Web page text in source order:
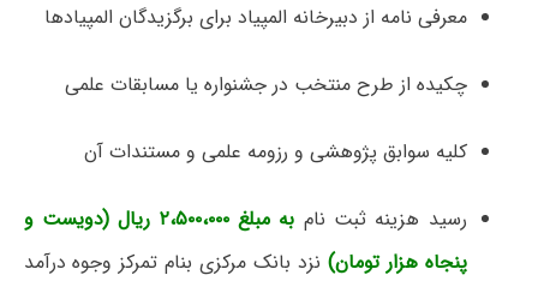
معرفی نامه از دبیرخانه المپیاد برای برگزیدگان المپیادها
چکیده از طرح منتخب در جشنواره یا مسابقات علمی
کلیه سوابق پژوهشی و رزومه علمی و مستندات آن
رسید هزینه ثبت نام
به مبلغ ۲،۵۰۰،۰۰۰ ریال (دویست و
پنجاه هزار تومان) نزد بانک مرکزی بنام تمرکز وجوه درآمد